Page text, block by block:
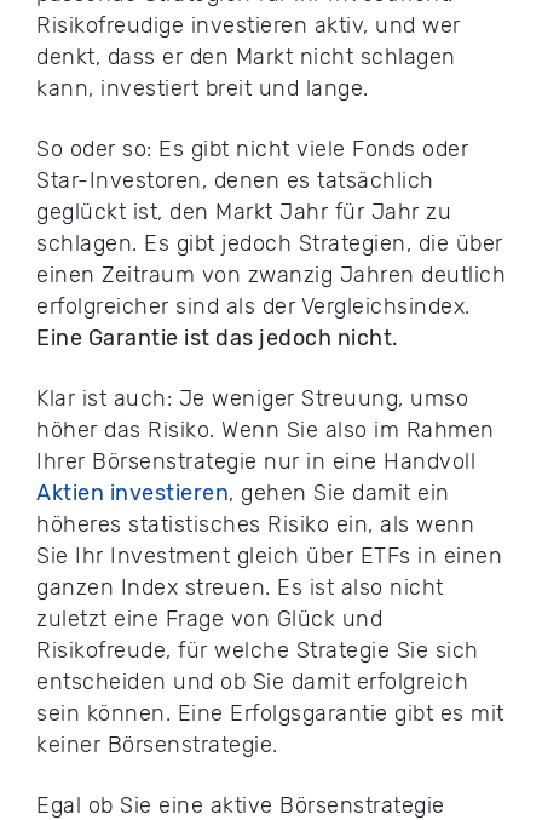
Risikofreudige investieren aktiv, und wer
denkt, dass er den Markt nicht schlagen
kann, investiert breit und lange.
So oder so: Es gibt nicht viele Fonds oder
Star-Investoren, denen es tatsächlich
geglückt ist, den Markt Jahr für Jahr zu
schlagen. Es gibt jedoch Strategien, die über
einen Zeitraum von zwanzig Jahren deutlich
erfolgreicher sind als der Vergleichsindex.
Eine Garantie ist das jedoch nicht.
Klar ist auch: Je weniger Streuung, umso
höher das Risiko. Wenn Sie also im Rahmen
Ihrer Börsenstrategie nur in eine Handvoll
Aktien investieren, gehen Sie damit ein
höheres statistisches Risiko ein, als wenn
Sie Ihr Investment gleich über ETFs in einen
ganzen Index streuen. Es ist also nicht
zuletzt eine Frage von Glück und
Risikofreude, für welche Strategie Sie sich
entscheiden und ob Sie damit erfolgreich
sein können. Eine Erfolgsgarantie gibt es mit
keiner Börsenstrategie.
Egal ob Sie eine aktive Börsenstrategie